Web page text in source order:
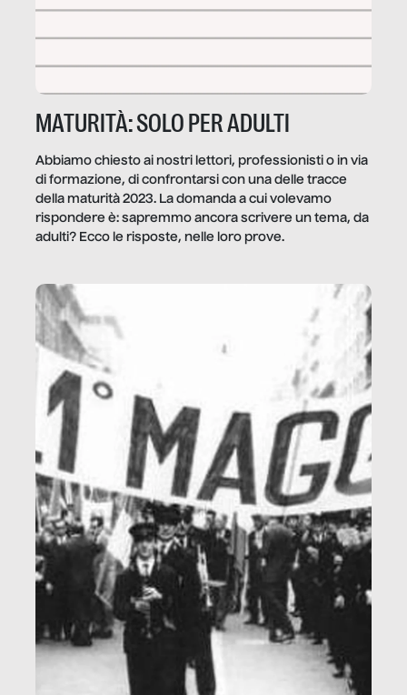
MATURITÀ: SOLO PER ADULTI
Abbiamo chiesto ai nostri lettori, professionisti o in via
di formazione, di confrontarsi con una delle tracce
della maturità 2023. La domanda a cui volevamo
rispondere è: sapremmo ancora scrivere un tema, da
adulti? Ecco le risposte, nelle loro prove.